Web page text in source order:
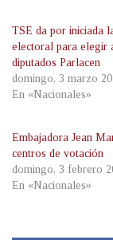
TSE da por iniciada
electoral para elegir
diputados Parlacen
domingo, 3 marzo
En «Nacionales»
Embajadora Jean
centros de votación
domingo, 3 febrero
En «Nacionales»